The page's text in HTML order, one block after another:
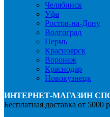
Челябинск
Уфа
Ростов-на-Дону
Волгоград
Пермь
Красноярск
Воронеж
Краснодар
Новокузнецк
ИНТЕРНЕТ-МАГАЗИН
Бесплатная доставка от 5000